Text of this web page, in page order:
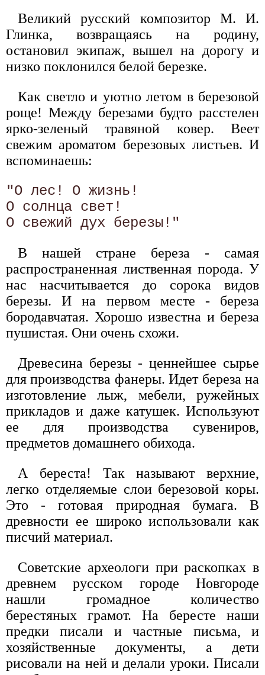
Великий русский композитор М. И.
Глинка, возвращаясь на родину,
остановил экипаж, вышел на дорогу и
низко поклонился белой березке.
Как светло и уютно летом в березовой
роще! Между березами будто расстелен
ярко-зеленый травяной ковер. Веет
свежим ароматом березовых листьев. И
вспоминаешь:
"О лес! О жизнь!
О солнца свет!
В нашей стране береза - самая
распространенная лиственная порода. У
нас насчитывается до сорока видов
березы. И на первом месте - береза
бородавчатая. Хорошо известна и береза
пушистая. Они очень схожи.
Древесина березы - ценнейшее сырье
для производства фанеры. Идет береза на
изготовление лыж, мебели, ружейных
прикладов и даже катушек. Используют
ее для производства сувениров,
предметов домашнего обихода.
А береста! Так называют верхние,
легко отделяемые слои березовой коры.
Это - готовая природная бумага. В
древности ее широко использовали как
писчий материал.
Советские археологи при раскопках в
древнем русском городе Новгороде
нашли громадное количество
берестяных грамот. На бересте наши
предки писали и частные письма, и
хозяйственные документы, а дети
рисовали на ней и делали уроки. Писали